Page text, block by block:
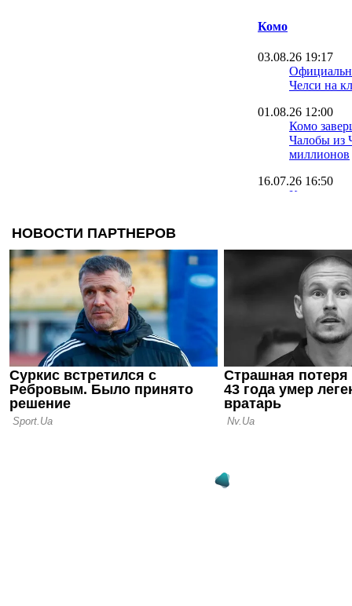
Комо
03.08.26 19:17
Челси на
01.08.26 12:00
Комо
Чалобы из
миллионов
16.07.26 16:50
Комо
Нико Пас
сделку по
таланту
28.06.26 22:18
Нико Пас
этим летом